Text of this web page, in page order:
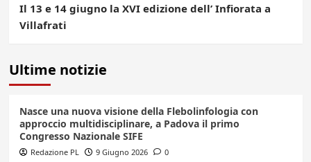
Il 13 e 14 giugno la XVI edizione dell’ Infiorata a
Villafrati
Ultime notizie
Nasce una nuova visione della Flebolinfologia con
approccio multidisciplinare, a Padova il primo
Congresso Nazionale SIFE
Redazione PL 9 Giugno 2026 0